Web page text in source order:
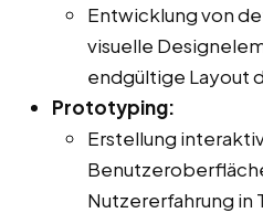
Entwicklung von
visuelle
endgültige Layout
Prototyping:
Erstellung
Nutzererfahrung in